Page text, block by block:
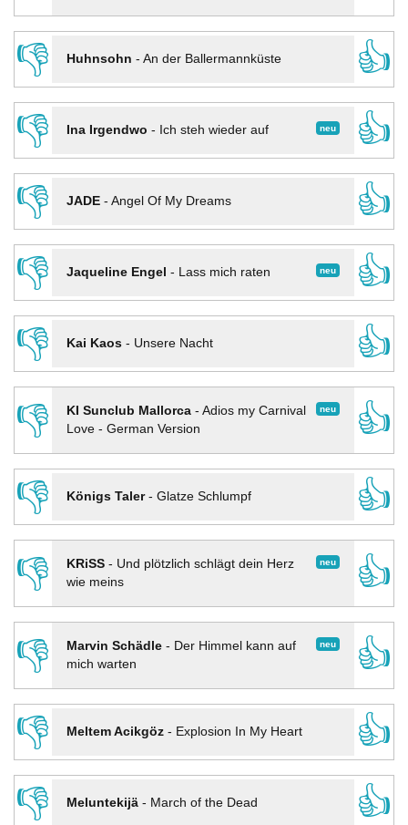
👎
Huhnsohn - An der Ballermannküste
👍
👎
neu
Ina Irgendwo - Ich steh wieder auf
👍
👎
JADE- Angel Of My Dreams
👍
👎
neu
Jaqueline Engel - Lass mich raten
👍
👎
Kai Kaos- Unsere Nacht
👍
👎
neu
KI Sunclub Mallorca- Adios my Carnival
Love - German Version
👍
👎
Königs Taler- Glatze Schlumpf
👍
👎
neu
KRiSS- Und plötzlich schlägt dein Herz
wie meins
👍
👎 neu
Marvin Schädle- Der Himmel kann auf
mich warten
👍
👎
Meltem Acikgöz- Explosion In My Heart
👍
👎
Meluntekijä- March of the Dead
👍